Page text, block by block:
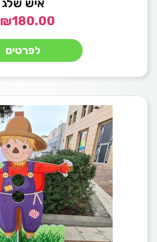
איש שלג
₪180.00
לפרטים